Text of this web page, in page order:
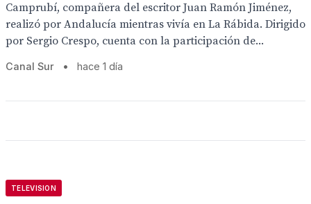
Camprubí, compañera del escritor Juan Ramón Jiménez,
realizó por Andalucía mientras vivía en La Rábida. Dirigido
por Sergio Crespo, cuenta con la participación de...
Canal Sur • hace 1 día
TELEVISION